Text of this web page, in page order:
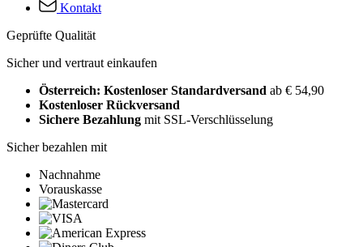
Kontakt
Geprüfte Qualität
Sicher und vertraut einkaufen
Österreich: Kostenloser Standardversand ab € 54,90
Kostenloser Rückversand
Sichere Bezahlung mit SSL-Verschlüsselung
Sicher bezahlen mit
Nachnahme
Vorauskasse